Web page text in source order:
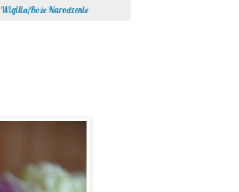
Wigilia/Boże Narodzenie